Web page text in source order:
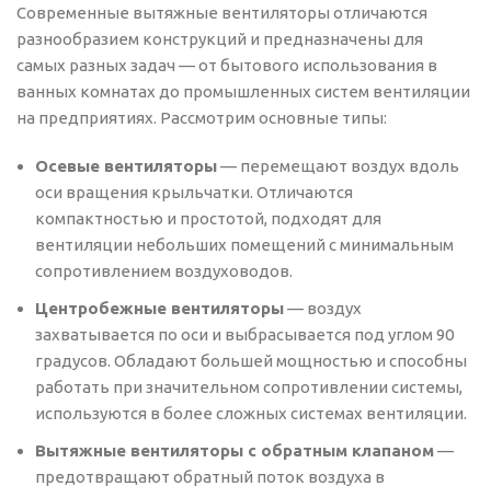
Современные вытяжные вентиляторы отличаются
разнообразием конструкций и предназначены для
самых разных задач — от бытового использования в
ванных комнатах до промышленных систем вентиляции
на предприятиях. Рассмотрим основные типы:
Осевые вентиляторы— перемещают воздух вдоль
оси вращения крыльчатки. Отличаются
компактностью и простотой, подходят для
вентиляции небольших помещений с минимальным
сопротивлением воздуховодов.
Центробежные вентиляторы— воздух
захватывается по оси и выбрасывается под углом 90
градусов. Обладают большей мощностью и способны
работать при значительном сопротивлении системы,
используются в более сложных системах вентиляции.
Вытяжные вентиляторы с обратным клапаном—
предотвращают обратный поток воздуха в